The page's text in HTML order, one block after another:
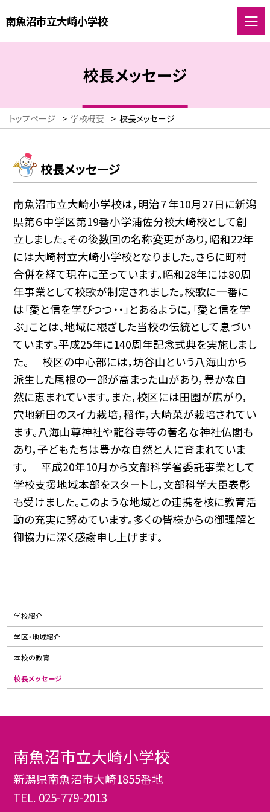
南魚沼市立大崎小学校
校長メッセージ
トップページ > 学校概要 > 校長メッセージ
校長メッセージ
南魚沼市立大崎小学校は，明治７年10月27日に新潟
県第６中学区第19番小学浦佐分校大崎校として創
立しました。その後数回の名称変更があり，昭和22年
には大崎村立大崎小学校となりました。さらに町村
合併を経て現在に至っています。昭和28年には80周
年事業として校歌が制定されました。校歌に一番に
は「愛と信を学びつつ・・」とあるように，「愛と信を学
ぶ」ことは、地域に根ざした当校の伝統として息づい
ています。平成25年に140周年記念式典を実施しまし
た。 校区の中心部には，坊谷山という八海山から
派生した尾根の一部が高まった山があり，豊かな自
然に恵まれています。また，校区には田園が広がり，
穴地新田のスイカ栽培，稲作，大崎菜が栽培されてい
ます。八海山尊神社や龍谷寺等の著名な神社仏閣も
あり，子どもたちは豊かな自然と人に育まれていま
す。 平成20年10月から文部科学省委託事業として
学校支援地域本部をスタートし，文部科学大臣表彰
も受けました。このような地域との連携を核に教育活
動の充実に努めています。多くの皆様からの御理解と
御協力に深く感謝申し上げます。
学校紹介
学区・地域紹介
本校の教育
校長メッセージ
南魚沼市立大崎小学校
新潟県南魚沼市大崎1855番地
TEL. 025-779-2013